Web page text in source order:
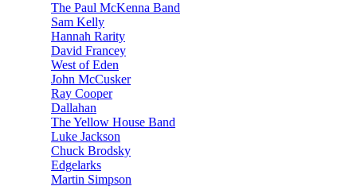
The Paul McKenna Band
Sam Kelly
Hannah Rarity
David Francey
West of Eden
John McCusker
Ray Cooper
Dallahan
The Yellow House Band
Luke Jackson
Chuck Brodsky
Edgelarks
Martin Simpson